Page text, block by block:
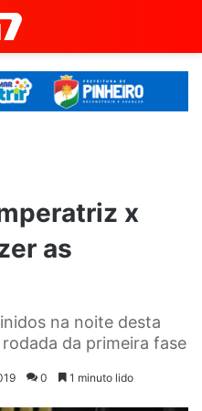
x
as
na noite desta
da primeira fase
0 1 minuto lido